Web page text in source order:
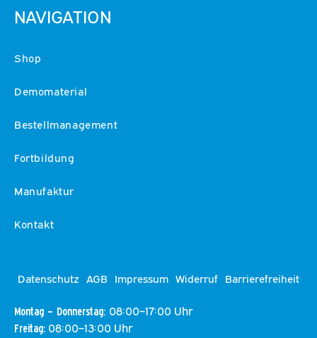
NAVIGATION
Shop
Demomaterial
Bestellmanagement
Fortbildung
Manufaktur
Kontakt
Datenschutz AGB Impressum Widerruf Barrierefreiheit
Montag – Donnerstag: 08:00–17:00 Uhr
Freitag: 08:00–13:00 Uhr